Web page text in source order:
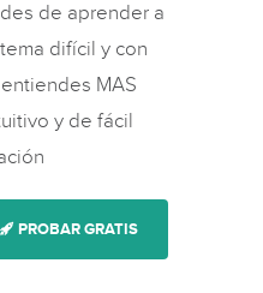
de aprender a
difícil y con
MAS
y de fácil
PROBAR GRATIS